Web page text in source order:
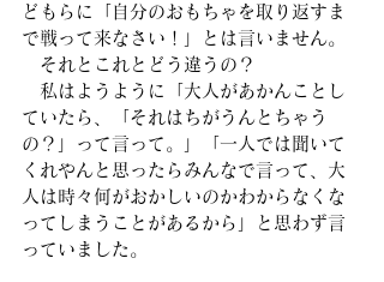
どもらに「自分のおもちゃを取り返すま
で戦って来なさい！」とは言いません。
それとこれとどう違うの？
私はようように「大人があかんことし
ていたら、「それはちがうんとちゃう
の？」って言って。」「一人では聞いて
くれやんと思ったらみんなで言って、大
人は時々何がおかしいのかわからなくな
ってしまうことがあるから」と思わず言
っていました。